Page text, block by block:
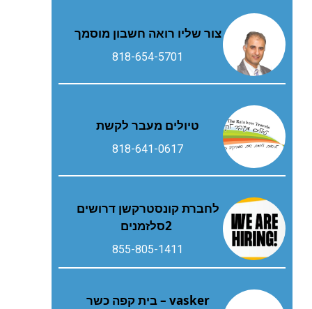
צור שליו רואה חשבון מוסמך
818-654-5701
טיולים מעבר לקשת
818-641-0617
‬2‭ ‬סלזמנים
855-805-1411
vasker – בית קפה כשר